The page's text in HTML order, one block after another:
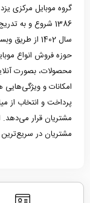
گروه موبایل مرکزی
1386 شروع و به
سال 1402 از
حوزه فروش انواع
محصولات، بصورت
امکانات و
پرداخت و انتخاب از
مشتریان قرار
مشتریان در